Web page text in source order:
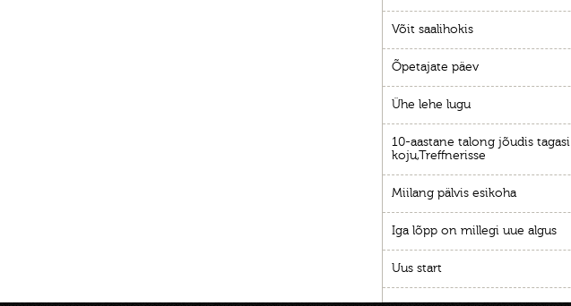
Võit saalihokis
Õpetajate päev
Ühe lehe lugu
10-aastane talong jõudis tagasi
koju,Treffnerisse
Miilang pälvis esikoha
Iga lõpp on millegi uue algus
Uus start